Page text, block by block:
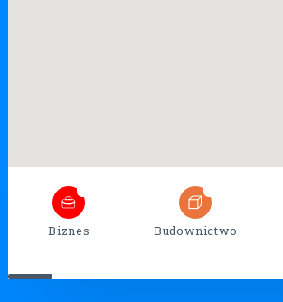
Biznes Budownictwo